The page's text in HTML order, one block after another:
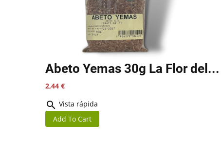
Abeto Yemas 30g La Flor del...
Precio
2,44 €
 Vista rápida
Add To Cart